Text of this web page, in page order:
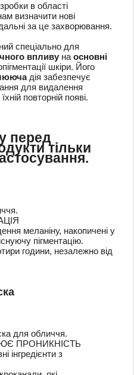
в області
визначити нові
за це захворювання.
спеціально для
впливу на основні
шкіри. Його
дія забезпечує
для видалення
повторній появі.
перед
тільки
меланіну, накопичені у
пігментацію.
години, незалежно від
для обличчя.
ПРОНИКНІСТЬ
інгредієнти з